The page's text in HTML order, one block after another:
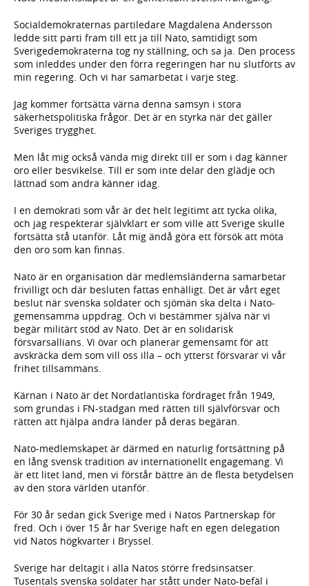
Socialdemokraternas partiledare Magdalena Andersson
ledde sitt parti fram till ett ja till Nato, samtidigt som
Sverigedemokraterna tog ny ställning, och sa ja. Den process
som inleddes under den förra regeringen har nu slutförts av
min regering. Och vi har samarbetat i varje steg.
Jag kommer fortsätta värna denna samsyn i stora
säkerhetspolitiska frågor. Det är en styrka när det gäller
Sveriges trygghet.
Men låt mig också vända mig direkt till er som i dag känner
oro eller besvikelse. Till er som inte delar den glädje och
lättnad som andra känner idag.
I en demokrati som vår är det helt legitimt att tycka olika,
och jag respekterar självklart er som ville att Sverige skulle
fortsätta stå utanför. Låt mig ändå göra ett försök att möta
den oro som kan finnas.
Nato är en organisation där medlemsländerna samarbetar
frivilligt och där besluten fattas enhälligt. Det är vårt eget
beslut när svenska soldater och sjömän ska delta i Nato-
gemensamma uppdrag. Och vi bestämmer själva när vi
begär militärt stöd av Nato. Det är en solidarisk
försvarsallians. Vi övar och planerar gemensamt för att
avskräcka dem som vill oss illa – och ytterst försvarar vi vår
frihet tillsammans.
Kärnan i Nato är det Nordatlantiska fördraget från 1949,
som grundas i FN-stadgan med rätten till självförsvar och
rätten att hjälpa andra länder på deras begäran.
Nato-medlemskapet är därmed en naturlig fortsättning på
en lång svensk tradition av internationellt engagemang. Vi
är ett litet land, men vi förstår bättre än de flesta betydelsen
av den stora världen utanför.
För 30 år sedan gick Sverige med i Natos Partnerskap för
fred. Och i över 15 år har Sverige haft en egen delegation
vid Natos högkvarter i Bryssel.
Sverige har deltagit i alla Natos större fredsinsatser.
Tusentals svenska soldater har stått under Nato-befäl i